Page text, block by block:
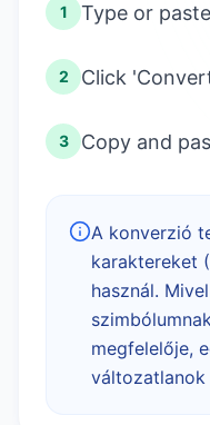
1 Type or
2 Click
3 Copy and
A konverzió
karaktereket
használ.
megfelelője,
változatlanok